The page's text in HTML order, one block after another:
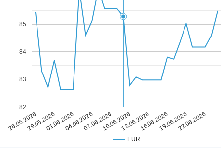
EUR
26.05.202629.05.202601.06.202604.06.202607.06.202610.06.202613.06.202616.06.202619.06.202622.06.2026
82
83
84
85